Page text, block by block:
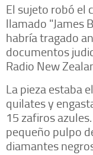
El sujeto robó el
llamado "James
habría tragado
documentos
Radio New
La pieza estaba
quilates y
15 zafiros
pequeño pulpo
diamantes